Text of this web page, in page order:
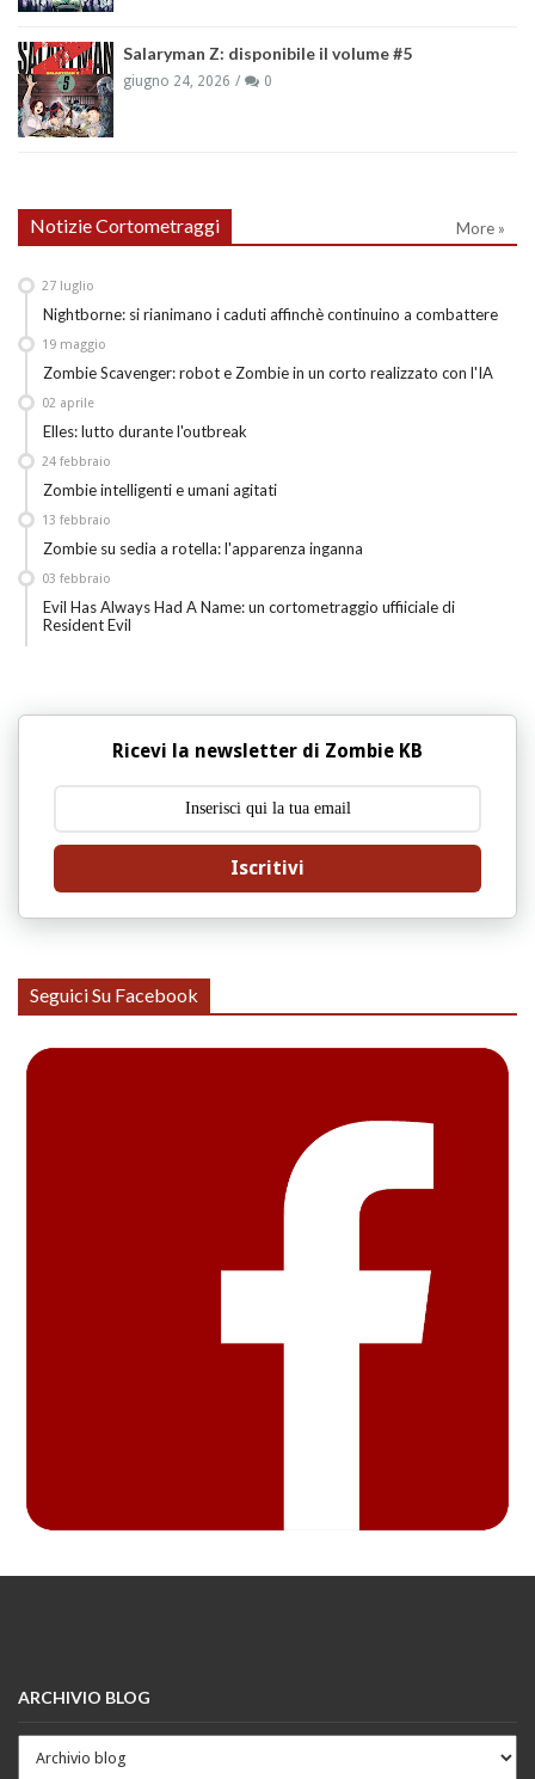
Salaryman Z: disponibile il volume #5
giugno 24, 2026 0
Notizie Cortometraggi More »
Nightborne: si rianimano i caduti affinchè continuino a combattere
27 luglio
Zombie Scavenger: robot e Zombie in un corto realizzato con l'IA
19 maggio
Elles: lutto durante l'outbreak
02 aprile
Zombie intelligenti e umani agitati
24 febbraio
Zombie su sedia a rotella: l'apparenza inganna
13 febbraio
Evil Has Always Had A Name: un cortometraggio uffiiciale di
Resident Evil
03 febbraio
Ricevi la newsletter di Zombie KB
Iscritivi
Seguici Su Facebook
ARCHIVIO BLOG